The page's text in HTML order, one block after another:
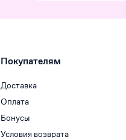
Покупателям
Доставка
Оплата
Бонусы
Условия возврата